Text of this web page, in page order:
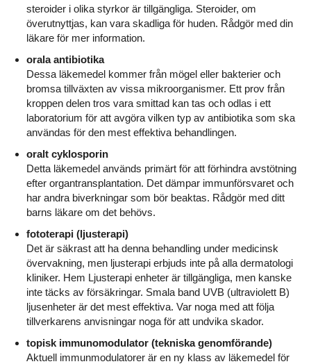
steroider i olika styrkor är tillgängliga. Steroider, om
överutnyttjas, kan vara skadliga för huden. Rådgör med din
läkare för mer information.
orala antibiotika
Dessa läkemedel kommer från mögel eller bakterier och
bromsa tillväxten av vissa mikroorganismer. Ett prov från
kroppen delen tros vara smittad kan tas och odlas i ett
laboratorium för att avgöra vilken typ av antibiotika som ska
användas för den mest effektiva behandlingen.
oralt cyklosporin
Detta läkemedel används primärt för att förhindra avstötning
efter organtransplantation. Det dämpar immunförsvaret och
har andra biverkningar som bör beaktas. Rådgör med ditt
barns läkare om det behövs.
fototerapi (ljusterapi)
Det är säkrast att ha denna behandling under medicinsk
övervakning, men ljusterapi erbjuds inte på alla dermatologi
kliniker. Hem Ljusterapi enheter är tillgängliga, men kanske
inte täcks av försäkringar. Smala band UVB (ultraviolett B)
ljusenheter är det mest effektiva. Var noga med att följa
tillverkarens anvisningar noga för att undvika skador.
topisk immunomodulator (tekniska genomförande)
Aktuell immunmodulatorer är en ny klass av läkemedel för